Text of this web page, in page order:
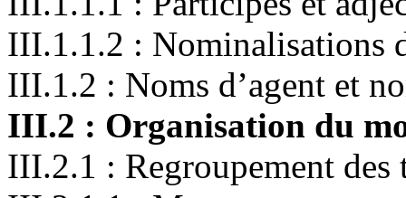
III.1.1.2 : Nominalisations
III.1.2 : Noms d’agent et
III.2 : Organisation du
III.2.1 : Regroupement des